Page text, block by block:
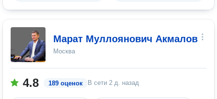
Марат Муллоянович Акмалов
Москва
4.8 189 оценок В сети 2 д. назад